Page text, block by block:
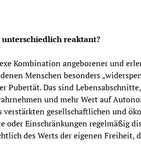
reaktant?
Kombination angeborener und
Menschen besonders
Pubertät. Das sind
und mehr Wert auf
gesellschaftlichen und
oder Einschränkungen regelmäßig
des Werts der eigenen Freiheit,